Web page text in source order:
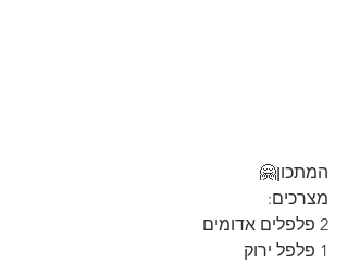
המתכון🤗
מצרכים:
2 פלפלים אדומים
1 פלפל ירוק